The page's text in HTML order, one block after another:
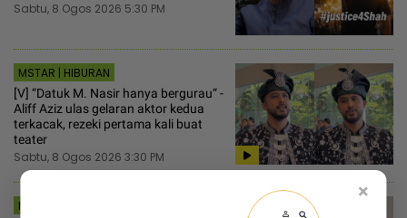
Sabtu, 8 Ogos 2026 5:30 PM
MSTAR | HIBURAN
[V] “Datuk M. Nasir hanya bergurau“ -
Aliff Aziz ulas gelaran aktor kedua
terkacak, rezeki pertama kali buat
teater
Sabtu, 8 Ogos 2026 3:30 PM
MSTAR | HIBURAN
×